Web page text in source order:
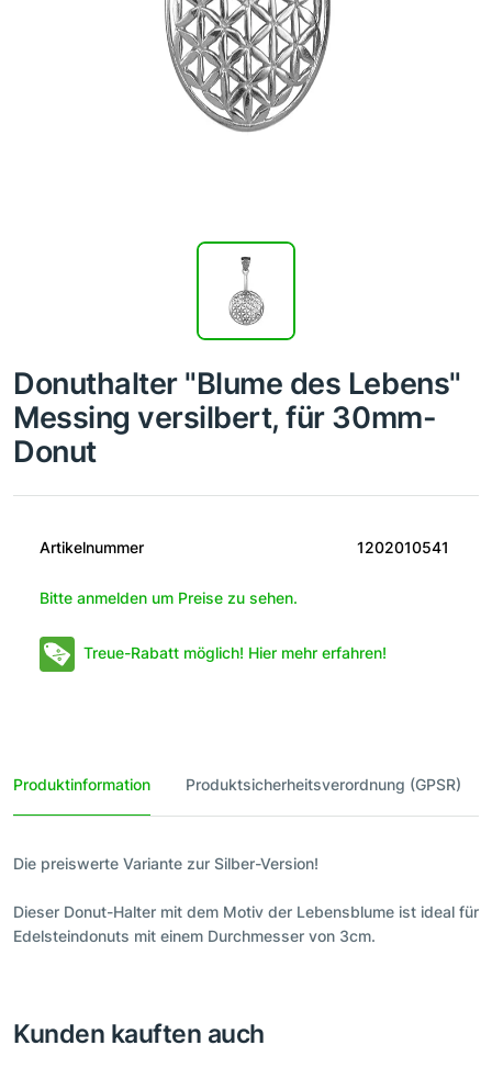
Donuthalter "Blume des Lebens"
Messing versilbert, für 30mm-
Donut
Artikelnummer 1202010541
Bitte anmelden um Preise zu sehen.
Treue-Rabatt möglich! Hier mehr erfahren!
Produktinformation Produktsicherheitsverordnung (GPSR)
Die preiswerte Variante zur Silber-Version!
Dieser Donut-Halter mit dem Motiv der Lebensblume ist ideal für
Edelsteindonuts mit einem Durchmesser von 3cm.
Kunden kauften auch